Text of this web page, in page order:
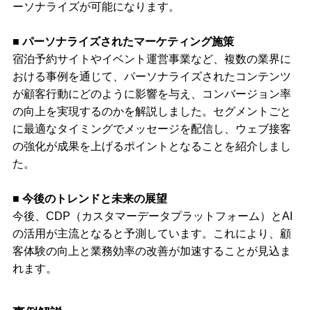
ーソナライズが可能になります。
■ パーソナライズされたマーケティング施策
宿泊予約サイトやイベント運営事業など、複数の業界に
おける事例を通じて、パーソナライズされたコンテンツ
が顧客行動にどのように影響を与え、コンバージョン率
の向上を実現するのかを解説しました。セグメントごと
に最適なタイミングでメッセージを配信し、ウェブ接客
の強化が成果を上げるポイントとなることを紹介しまし
た。
■ 今後のトレンドと未来の展望
今後、CDP（カスタマーデータプラットフォーム）とAI
の活用が主流となると予測しています。これにより、顧
客体験の向上と業務効率の改善が加速することが見込ま
れます。